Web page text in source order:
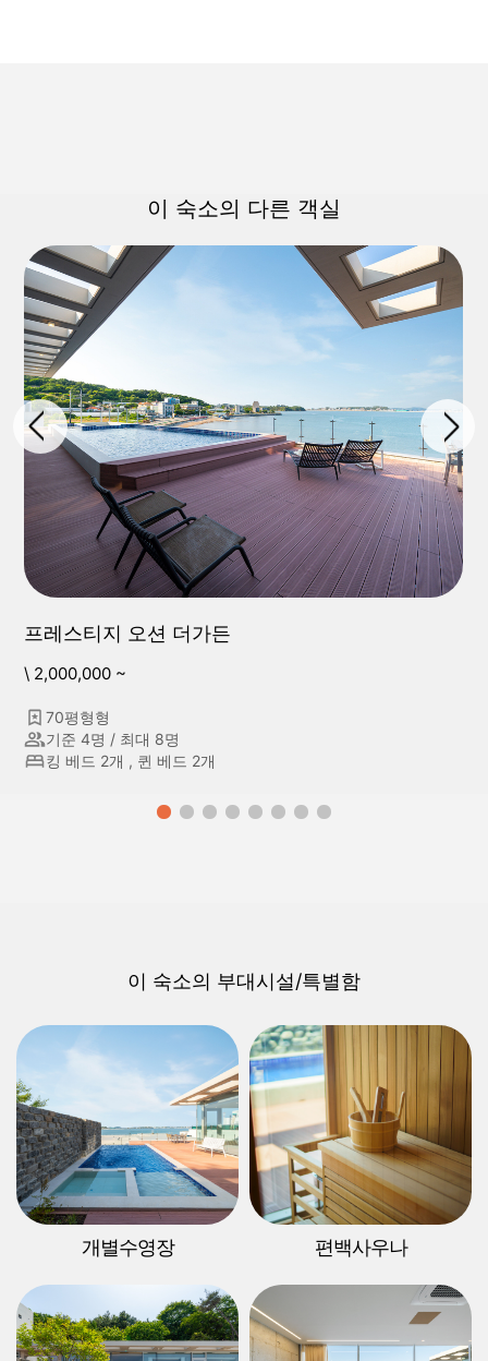
이 숙소의 다른 객실
프레스티지 오션 더가든
\ 2,000,000 ~
70평형형
기준 4명 / 최대 8명
킹 베드 2개 , 퀸 베드 2개
이 숙소의 부대시설/특별함
개별수영장 편백사우나